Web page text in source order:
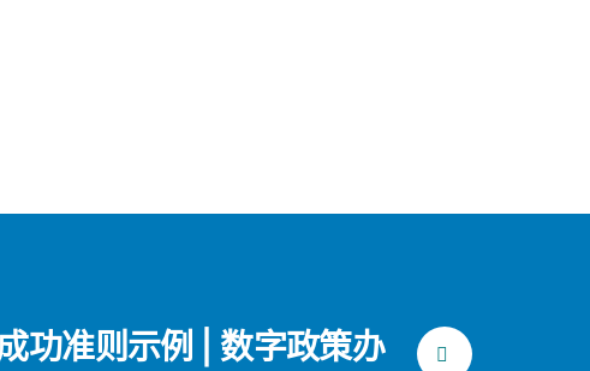
功准则示例 | 数字政策办